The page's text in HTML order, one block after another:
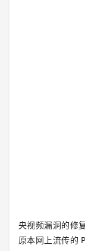
央视频漏洞的修
原本网上流传的